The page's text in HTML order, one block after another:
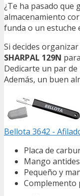
¿Te ha pasado que
almacenamiento
funda o un estuche
Si decides
SHARPAL 129N
Dedicarte un par
Además, un buen
Bellota 3642 -
Placa de
Mango
Pequeño y
Complemento